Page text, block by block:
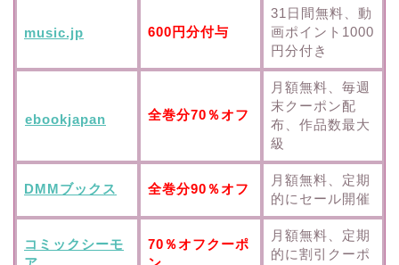
music.jp 600円分付与
31日間無料、動
画ポイント1000
円分付き
ebookjapan 全巻分70％オフ
月額無料、毎週
末クーポン配
布、作品数最大
級
DMMブックス 全巻分90％オフ
月額無料、定期
的にセール開催
コミックシーモ
70％オフクーポ
月額無料、定期
的に割引クーポ